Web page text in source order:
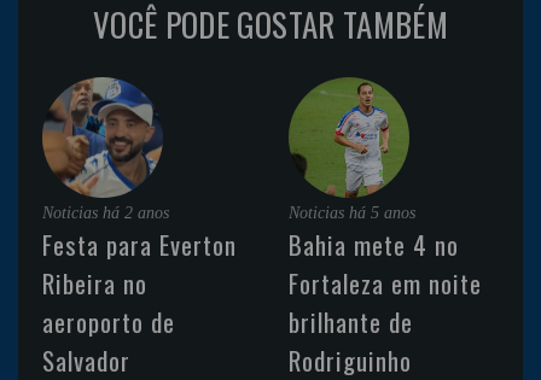
VOCÊ PODE GOSTAR TAMBÉM
Noticias há 2 anos
Festa para Everton
Ribeira no
aeroporto de
Salvador
Noticias há 5 anos
Bahia mete 4 no
Fortaleza em noite
brilhante de
Rodriguinho